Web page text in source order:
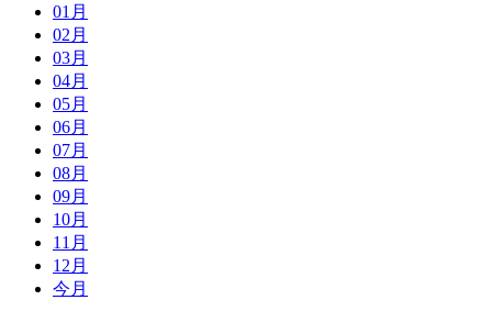
01月
02月
03月
04月
05月
06月
07月
08月
09月
10月
11月
12月
今月